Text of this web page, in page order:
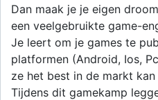
Dan maak je je eigen
een veelgebruikte game-
Je leert om je games te
platformen (Android, Ios,
ze het best in de markt kan
Tijdens dit gamekamp